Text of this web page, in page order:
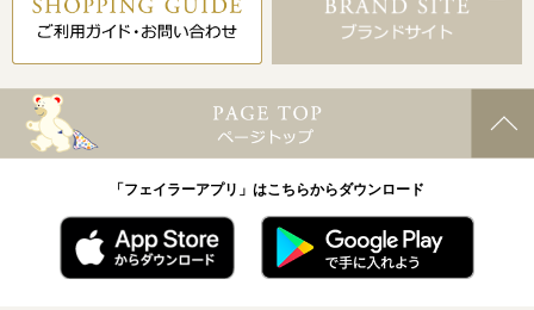
「フェイラーアプリ」はこちらからダウンロード